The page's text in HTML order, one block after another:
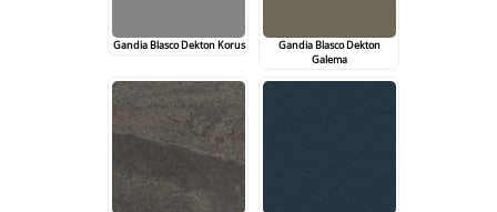
Gandia Blasco Dekton Korus
Gandia Blasco Dekton
Galema